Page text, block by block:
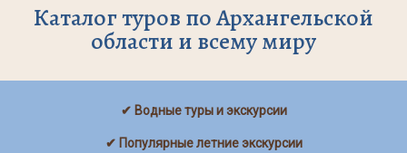
Каталог туров по Архангельской
области и всему миру
✔ Водные туры и экскурсии
✔ Популярные летние экскурсии